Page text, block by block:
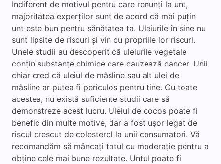
Indiferent de motivul pentru care renunți la unt,
majoritatea experților sunt de acord că mai puțin
unt este bun pentru sănătatea ta. Uleiurile în sine nu
sunt lipsite de riscuri și vin cu propriile lor riscuri.
Unele studii au descoperit că uleiurile vegetale
conțin substanțe chimice care cauzează cancer. Unii
chiar cred că uleiul de măsline sau alt ulei de
măsline ar putea fi periculos pentru tine. Cu toate
acestea, nu există suficiente studii care să
demonstreze acest lucru. Uleiul de cocos poate fi
benefic din multe motive, dar a fost ușor legat de
riscul crescut de colesterol la unii consumatori. Vă
recomandăm să mâncați totul cu moderație pentru a
obține cele mai bune rezultate. Untul poate fi